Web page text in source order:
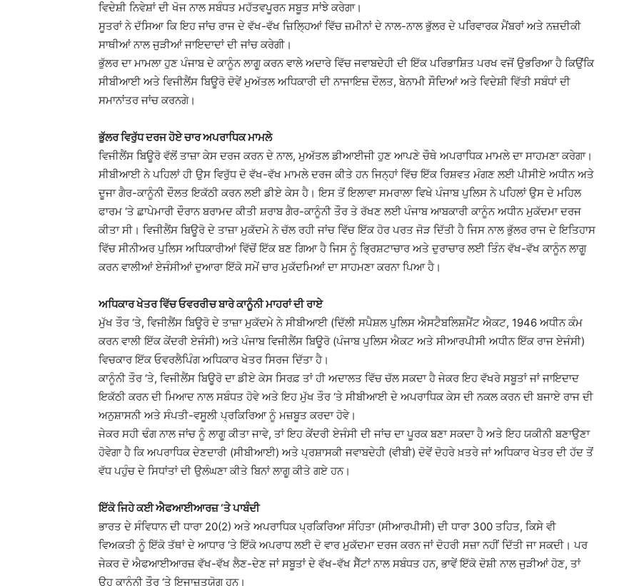
ਵਿਦੇਸ਼ੀ ਨਿਵੇਸ਼ਾਂ ਦੀ ਖੋਜ ਨਾਲ ਸਬੰਧਤ ਮਹੱਤਵਪੂਰਨ ਸਬੂਤ ਸਾਂਝੇ ਕਰੇਗਾ।
ਸੂਤਰਾਂ ਨੇ ਦੱਸਿਆ ਕਿ ਇਹ ਜਾਂਚ ਰਾਜ ਦੇ ਵੱਖ-ਵੱਖ ਜ਼ਿਲ੍ਹਿਆਂ ਵਿੱਚ ਜ਼ਮੀਨਾਂ ਦੇ ਨਾਲ-ਨਾਲ ਭੁੱਲਰ ਦੇ ਪਰਿਵਾਰਕ ਮੈਂਬਰਾਂ ਅਤੇ ਨਜ਼ਦੀਕੀ
ਸਾਥੀਆਂ ਨਾਲ ਜੁੜੀਆਂ ਜਾਇਦਾਦਾਂ ਦੀ ਜਾਂਚ ਕਰੇਗੀ।
ਭੁੱਲਰ ਦਾ ਮਾਮਲਾ ਹੁਣ ਪੰਜਾਬ ਦੇ ਕਾਨੂੰਨ ਲਾਗੂ ਕਰਨ ਵਾਲੇ ਅਦਾਰੇ ਵਿੱਚ ਜਵਾਬਦੇਹੀ ਦੀ ਇੱਕ ਪਰਿਭਾਸ਼ਿਤ ਪਰਖ ਵਜੋਂ ਉਭਰਿਆ ਹੈ ਕਿਉਂਕਿ
ਸੀਬੀਆਈ ਅਤੇ ਵਿਜੀਲੈਂਸ ਬਿਊਰੋ ਦੋਵੇਂ ਮੁਅੱਤਲ ਅਧਿਕਾਰੀ ਦੀ ਨਾਜਾਇਜ਼ ਦੌਲਤ, ਬੇਨਾਮੀ ਸੌਦਿਆਂ ਅਤੇ ਵਿਦੇਸ਼ੀ ਵਿੱਤੀ ਸਬੰਧਾਂ ਦੀ
ਸਮਾਨਾਂਤਰ ਜਾਂਚ ਕਰਨਗੇ।
ਭੁੱਲਰ ਵਿਰੁੱਧ ਦਰਜ ਹੋਏ ਚਾਰ ਅਪਰਾਧਿਕ ਮਾਮਲੇ
ਵਿਜੀਲੈਂਸ ਬਿਊਰੋ ਵੱਲੋਂ ਤਾਜ਼ਾ ਕੇਸ ਦਰਜ ਕਰਨ ਦੇ ਨਾਲ, ਮੁਅੱਤਲ ਡੀਆਈਜੀ ਹੁਣ ਆਪਣੇ ਚੌਥੇ ਅਪਰਾਧਿਕ ਮਾਮਲੇ ਦਾ ਸਾਹਮਣਾ ਕਰੇਗਾ।
ਸੀਬੀਆਈ ਨੇ ਪਹਿਲਾਂ ਹੀ ਉਸ ਵਿਰੁੱਧ ਦੋ ਵੱਖ-ਵੱਖ ਮਾਮਲੇ ਦਰਜ ਕੀਤੇ ਹਨ ਜਿਨ੍ਹਾਂ ਵਿੱਚ ਇੱਕ ਰਿਸ਼ਵਤ ਮੰਗਣ ਲਈ ਪੀਸੀਏ ਅਧੀਨ ਅਤੇ
ਦੂਜਾ ਗੈਰ-ਕਾਨੂੰਨੀ ਦੌਲਤ ਇਕੱਠੀ ਕਰਨ ਲਈ ਡੀਏ ਕੇਸ ਹੈ। ਇਸ ਤੋਂ ਇਲਾਵਾ ਸਮਰਾਲਾ ਵਿਖੇ ਪੰਜਾਬ ਪੁਲਿਸ ਨੇ ਪਹਿਲਾਂ ਉਸ ਦੇ ਮਹਿਲ
ਫਾਰਮ ‘ਤੇ ਛਾਪੇਮਾਰੀ ਦੌਰਾਨ ਬਰਾਮਦ ਕੀਤੀ ਸ਼ਰਾਬ ਗੈਰ-ਕਾਨੂੰਨੀ ਤੌਰ ਤੇ ਰੱਖਣ ਲਈ ਪੰਜਾਬ ਆਬਕਾਰੀ ਕਾਨੂੰਨ ਅਧੀਨ ਮੁਕੱਦਮਾ ਦਰਜ
ਕੀਤਾ ਸੀ। ਵਿਜੀਲੈਂਸ ਬਿਊਰੋ ਦੇ ਤਾਜ਼ਾ ਮੁਕੱਦਮੇ ਨੇ ਚੱਲ ਰਹੀ ਜਾਂਚ ਵਿੱਚ ਇੱਕ ਹੋਰ ਪਰਤ ਜੋੜ ਦਿੱਤੀ ਹੈ ਜਿਸ ਨਾਲ ਭੁੱਲਰ ਰਾਜ ਦੇ ਇਤਿਹਾਸ
ਵਿੱਚ ਸੀਨੀਅਰ ਪੁਲਿਸ ਅਧਿਕਾਰੀਆਂ ਵਿੱਚੋਂ ਇੱਕ ਬਣ ਗਿਆ ਹੈ ਜਿਸ ਨੂੰ ਭ੍ਰਿਸ਼ਟਾਚਾਰ ਅਤੇ ਦੁਰਾਚਾਰ ਲਈ ਤਿੰਨ ਵੱਖ-ਵੱਖ ਕਾਨੂੰਨ ਲਾਗੂ
ਕਰਨ ਵਾਲੀਆਂ ਏਜੰਸੀਆਂ ਦੁਆਰਾ ਇੱਕੋ ਸਮੇਂ ਚਾਰ ਮੁਕੱਦਮਿਆਂ ਦਾ ਸਾਹਮਣਾ ਕਰਨਾ ਪਿਆ ਹੈ।
ਅਧਿਕਾਰ ਖੇਤਰ ਵਿੱਚ ਓਵਰਰੀਚ ਬਾਰੇ ਕਾਨੂੰਨੀ ਮਾਹਰਾਂ ਦੀ ਰਾਏ
ਮੁੱਖ ਤੌਰ ‘ਤੇ, ਵਿਜੀਲੈਂਸ ਬਿਊਰੋ ਦੇ ਤਾਜ਼ਾ ਮੁਕੱਦਮੇ ਨੇ ਸੀਬੀਆਈ (ਦਿੱਲੀ ਸਪੈਸ਼ਲ ਪੁਲਿਸ ਐਸਟੈਬਲਿਸ਼ਮੈਂਟ ਐਕਟ, 1946 ਅਧੀਨ ਕੰਮ
ਕਰਨ ਵਾਲੀ ਇੱਕ ਕੇਂਦਰੀ ਏਜੰਸੀ) ਅਤੇ ਪੰਜਾਬ ਵਿਜੀਲੈਂਸ ਬਿਊਰੋ (ਪੰਜਾਬ ਪੁਲਿਸ ਐਕਟ ਅਤੇ ਸੀਆਰਪੀਸੀ ਅਧੀਨ ਇੱਕ ਰਾਜ ਏਜੰਸੀ)
ਵਿਚਕਾਰ ਇੱਕ ਓਵਰਲੈਪਿੰਗ ਅਧਿਕਾਰ ਖੇਤਰ ਸਿਰਜ ਦਿੱਤਾ ਹੈ।
ਕਾਨੂੰਨੀ ਤੌਰ ‘ਤੇ, ਵਿਜੀਲੈਂਸ ਬਿਊਰੋ ਦਾ ਡੀਏ ਕੇਸ ਸਿਰਫ਼ ਤਾਂ ਹੀ ਅਦਾਲਤ ਵਿੱਚ ਚੱਲ ਸਕਦਾ ਹੈ ਜੇਕਰ ਇਹ ਵੱਖਰੇ ਸਬੂਤਾਂ ਜਾਂ ਜਾਇਦਾਦ
ਇਕੱਠੀ ਕਰਨ ਦੀ ਮਿਆਦ ਨਾਲ ਸਬੰਧਤ ਹੋਵੇ ਅਤੇ ਇਹ ਮੁੱਖ ਤੌਰ ‘ਤੇ ਸੀਬੀਆਈ ਦੇ ਅਪਰਾਧਿਕ ਕੇਸ ਦੀ ਨਕਲ ਕਰਨ ਦੀ ਬਜਾਏ ਰਾਜ ਦੀ
ਅਨੁਸ਼ਾਸਨੀ ਅਤੇ ਸੰਪਤੀ-ਵਸੂਲੀ ਪ੍ਰਕਿਰਿਆ ਨੂੰ ਮਜ਼ਬੂਤ ​​ਕਰਦਾ ਹੋਵੇ।
ਜੇਕਰ ਸਹੀ ਢੰਗ ਨਾਲ ਜਾਂਚ ਨੂੰ ਲਾਗੂ ਕੀਤਾ ਜਾਵੇ, ਤਾਂ ਇਹ ਕੇਂਦਰੀ ਏਜੰਸੀ ਦੀ ਜਾਂਚ ਦਾ ਪੂਰਕ ਬਣਾ ਸਕਦਾ ਹੈ ਅਤੇ ਇਹ ਯਕੀਨੀ ਬਣਾਉਣਾ
ਹੋਵੇਗਾ ਹੈ ਕਿ ਅਪਰਾਧਿਕ ਦੇਣਦਾਰੀ (ਸੀਬੀਆਈ) ਅਤੇ ਪ੍ਰਸ਼ਾਸਕੀ ਜਵਾਬਦੇਹੀ (ਵੀਬੀ) ਦੋਵੇਂ ਦੋਹਰੇ ਖ਼ਤਰੇ ਜਾਂ ਅਧਿਕਾਰ ਖੇਤਰ ਦੀ ਹੱਦ ਤੋਂ
ਵੱਧ ਪਹੁੰਚ ਦੇ ਸਿਧਾਂਤਾਂ ਦੀ ਉਲੰਘਣਾ ਕੀਤੇ ਬਿਨਾਂ ਲਾਗੂ ਕੀਤੇ ਗਏ ਹਨ।
ਇੱਕੋ ਜਿਹੇ ਕਈ ਐਫਆਈਆਰਜ਼ ‘ਤੇ ਪਾਬੰਦੀ
ਭਾਰਤ ਦੇ ਸੰਵਿਧਾਨ ਦੀ ਧਾਰਾ 20(2) ਅਤੇ ਅਪਰਾਧਿਕ ਪ੍ਰਕਿਰਿਆ ਸੰਹਿਤਾ (ਸੀਆਰਪੀਸੀ) ਦੀ ਧਾਰਾ 300 ਤਹਿਤ, ਕਿਸੇ ਵੀ
ਵਿਅਕਤੀ ਨੂੰ ਇੱਕੋ ਤੱਥਾਂ ਦੇ ਆਧਾਰ ‘ਤੇ ਇੱਕੋ ਅਪਰਾਧ ਲਈ ਦੋ ਵਾਰ ਮੁਕੱਦਮਾ ਦਰਜ ਕਰਨ ਜਾਂ ਦੋਹਰੀ ਸਜ਼ਾ ਨਹੀਂ ਦਿੱਤੀ ਜਾ ਸਕਦੀ। ਪਰ
ਜੇਕਰ ਦੋ ਐਫਆਈਆਰਜ਼ ਵੱਖ-ਵੱਖ ਲੈਣ-ਦੇਣ ਜਾਂ ਸਬੂਤਾਂ ਦੇ ਵੱਖ-ਵੱਖ ਸੈੱਟਾਂ ਨਾਲ ਸਬੰਧਤ ਹਨ, ਭਾਵੇਂ ਇੱਕੋ ਦੋਸ਼ੀ ਨਾਲ ਜੁੜੀਆਂ ਹੋਣ, ਤਾਂ
ਉਹ ਕਾਨੂੰਨੀ ਤੌਰ ‘ਤੇ ਇਜਾਜ਼ਤਯੋਗ ਹਨ।